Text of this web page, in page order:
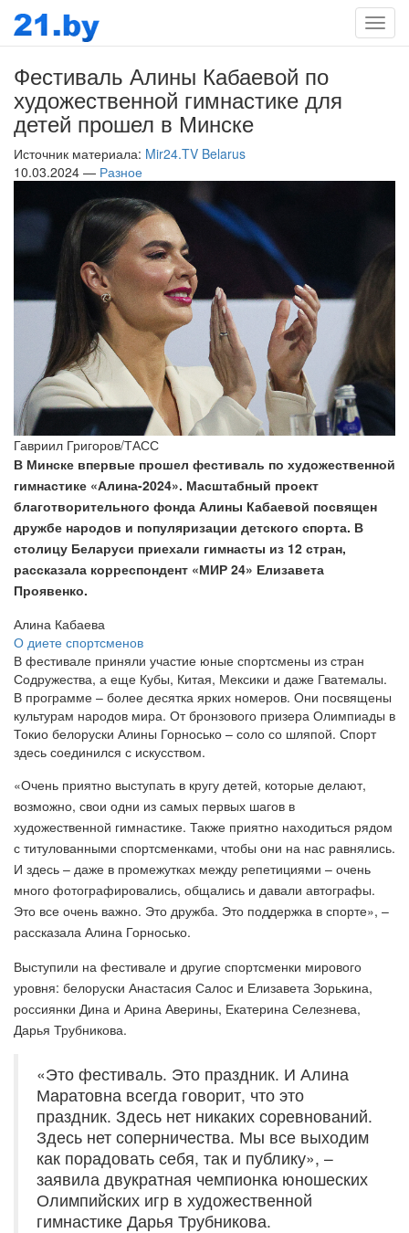
Меню
Фестиваль Алины Кабаевой по
художественной гимнастике для
детей прошел в Минске
Источник материала: Mir24.TV Belarus
10.03.2024 — Разное
Гавриил Григоров/ТАСС
В Минске впервые прошел фестиваль по художественной
гимнастике «Алина-2024». Масштабный проект
благотворительного фонда Алины Кабаевой посвящен
дружбе народов и популяризации детского спорта. В
столицу Беларуси приехали гимнасты из 12 стран,
рассказала корреспондент «МИР 24» Елизавета
Проявенко.
Алина Кабаева
О диете спортсменов
В фестивале приняли участие юные спортсмены из стран
Содружества, а еще Кубы, Китая, Мексики и даже Гватемалы.
В программе – более десятка ярких номеров. Они посвящены
культурам народов мира. От бронзового призера Олимпиады в
Токио белоруски Алины Горносько – соло со шляпой. Спорт
здесь соединился с искусством.
«Очень приятно выступать в кругу детей, которые делают,
возможно, свои одни из самых первых шагов в
художественной гимнастике. Также приятно находиться рядом
с титулованными спортсменками, чтобы они на нас равнялись.
И здесь – даже в промежутках между репетициями – очень
много фотографировались, общались и давали автографы.
Это все очень важно. Это дружба. Это поддержка в спорте», –
рассказала Алина Горносько.
Выступили на фестивале и другие спортсменки мирового
уровня: белоруски Анастасия Салос и Елизавета Зорькина,
россиянки Дина и Арина Аверины, Екатерина Селезнева,
Дарья Трубникова.
«Это фестиваль. Это праздник. И Алина
Маратовна всегда говорит, что это
праздник. Здесь нет никаких соревнований.
Здесь нет соперничества. Мы все выходим
как порадовать себя, так и публику», –
заявила двукратная чемпионка юношеских
Олимпийских игр в художественной
гимнастике Дарья Трубникова.